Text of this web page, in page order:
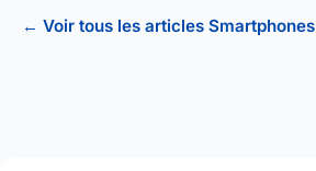
← Voir tous les articles Smartphones